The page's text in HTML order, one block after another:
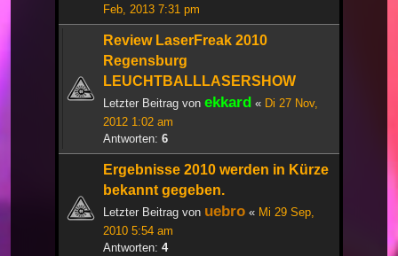
Feb, 2013 7:31 pm
Review LaserFreak 2010
Regensburg
LEUCHTBALLLASERSHOW
Letzter Beitrag von ekkard « Di 27 Nov,
2012 1:02 am
Antworten: 6
Ergebnisse 2010 werden in Kürze
bekannt gegeben.
Letzter Beitrag von uebro « Mi 29 Sep,
2010 5:54 am
Antworten: 4